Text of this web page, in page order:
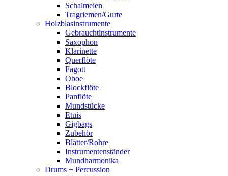
Schalmeien
Tragriemen/Gurte
Holzblasinstrumente
Gebrauchtinstrumente
Saxophon
Klarinette
Querflöte
Fagott
Oboe
Blockflöte
Panflöte
Mundstücke
Etuis
Gigbags
Zubehör
Blätter/Rohre
Instrumentenständer
Mundharmonika
Drums + Percussion